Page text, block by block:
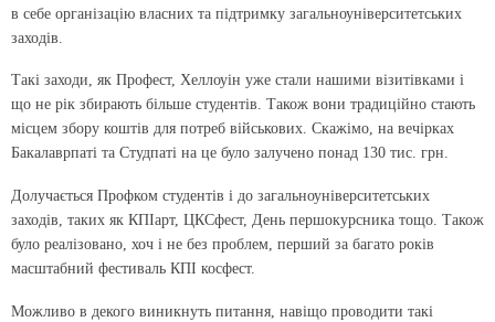
в себе орга­нізацію власних та підтримку загальноуніверситетських
заходів.
Такі заходи, як Профест, Хеллоуін уже стали нашими візитівками і
що не рік збирають більше студентів. Також вони традиційно стають
місцем збору коштів для потреб військових. Скажімо, на вечірках
Бакалаврпаті та Студпаті на це було залу­чено понад 130 тис. грн.
Долучається Профком студентів і до загальноуніверситетських
заходів, таких як КПІарт, ЦКСфест, День першокурсника тощо. Також
було реалізовано, хоч і не без проблем, перший за багато років
масштабний фестиваль КПІ косфест.
Можливо в декого виникнуть питання, навіщо проводити такі